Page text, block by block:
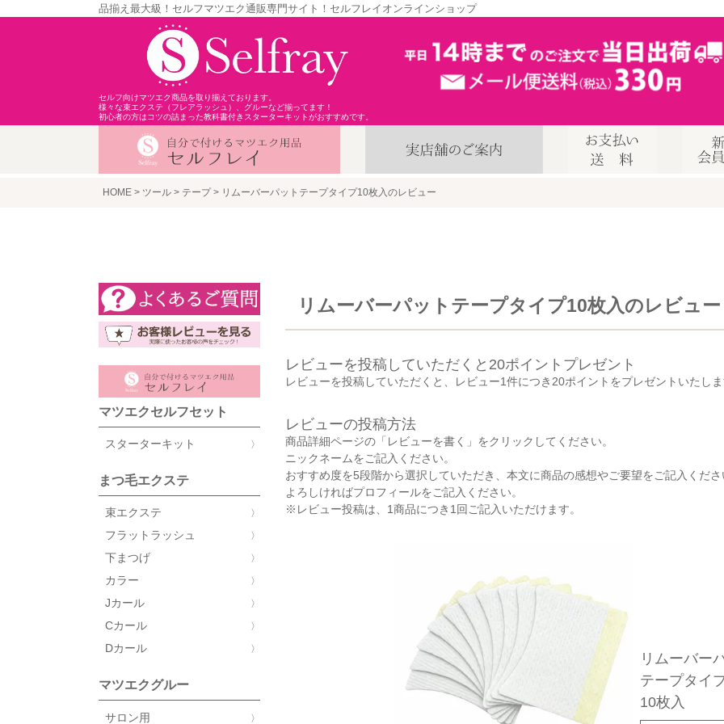
品揃え最大級！セルフマツエク通販専門サイト！セルフレイオンラインショップ
セルフ向けマツエク商品を取り揃えております。
様々な束エクステ（フレアラッシュ）、グルーなど揃ってます！
初心者の方はコツの詰まった教科書付きスターターキットがおすすめです。
HOME ツール テープ リムーバーパットテープタイプ10枚入のレビュー
マツエクセルフセット
スターターキット
まつ毛エクステ
束エクステ
フラットラッシュ
下まつげ
カラー
Jカール
Cカール
Dカール
マツエクグルー
サロン用
リムーバーパットテープタイプ10枚入のレビュー
レビューを投稿していただくと20ポイントプレゼント
レビューを投稿していただくと、レビュー1件につき20ポイントをプレゼントいたしま
レビューの投稿方法
商品詳細ページの「レビューを書く」をクリックしてください。
ニックネームをご記入ください。
おすすめ度を5段階から選択していただき、本文に商品の感想やご要望をご記入くださ
よろしければプロフィールをご記入ください。
※レビュー投稿は、1商品につき1回ご記入いただけます。
リムーバー
テープタイ
10枚入